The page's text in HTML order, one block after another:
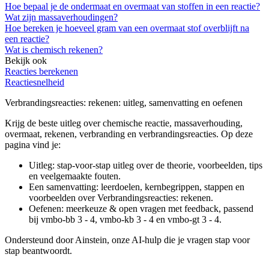
Hoe bepaal je de ondermaat en overmaat van stoffen in een reactie?
Wat zijn massaverhoudingen?
Hoe bereken je hoeveel gram van een overmaat stof overblijft na
een reactie?
Wat is chemisch rekenen?
Bekijk ook
Reacties berekenen
Reactiesnelheid
Verbrandingsreacties: rekenen: uitleg, samenvatting en oefenen
Krijg de beste uitleg over chemische reactie, massaverhouding,
overmaat, rekenen, verbranding en verbrandingsreacties. Op deze
pagina vind je:
Uitleg: stap-voor-stap uitleg over de theorie, voorbeelden, tips
en veelgemaakte fouten.
Een samenvatting: leerdoelen, kernbegrippen, stappen en
voorbeelden overVerbrandingsreacties: rekenen.
Oefenen: meerkeuze & open vragen met feedback, passend
bij vmbo-bb 3 - 4, vmbo-kb 3 - 4 en vmbo-gt 3 - 4.
Ondersteund door Ainstein, onze AI-hulp die je vragen stap voor
stap beantwoordt.